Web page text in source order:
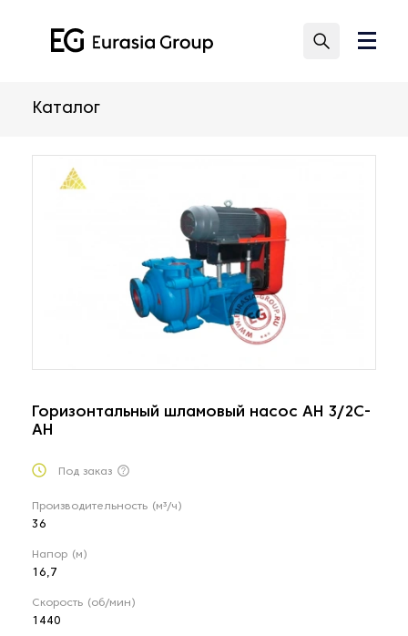
Каталог
Горизонтальный шламовый насос AH 3/2C-
AH
Под заказ
Производительность (м³/ч)
36
Напор (м)
16,7
Скорость (об/мин)
1440